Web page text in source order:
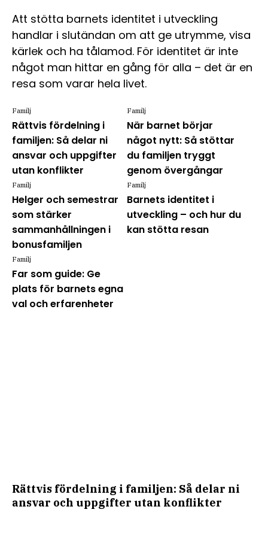
Att stötta barnets identitet i utveckling
handlar i slutändan om att ge utrymme, visa
kärlek och ha tålamod. För identitet är inte
något man hittar en gång för alla – det är en
resa som varar hela livet.
Rättvis fördelning i
familjen: Så delar ni
ansvar och uppgifter
utan konflikter
Familj
När barnet börjar
något nytt: Så stöttar
du familjen tryggt
genom övergångar
Familj
Helger och semestrar
som stärker
sammanhållningen i
bonusfamiljen
Familj
Barnets identitet i
utveckling – och hur du
kan stötta resan
Familj
Far som guide: Ge
plats för barnets egna
val och erfarenheter
Familj
Rättvis fördelning i familjen: Så delar ni
ansvar och uppgifter utan konflikter